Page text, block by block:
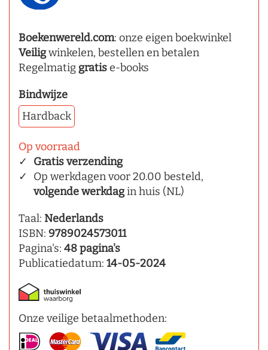
Boekenwereld.com: onze eigen boekwinkel
Veiligwinkelen, bestellen en betalen
Regelmatiggratise-books
Bindwijze
Hardback
Op voorraad
Gratis verzending
Op werkdagen voor 20.00 besteld,
volgende werkdagin huis (NL)
Taal: Nederlands
ISBN: 9789024573011
Pagina's: 48 pagina's
Publicatiedatum: 14-05-2024
Onze veilige betaalmethoden: